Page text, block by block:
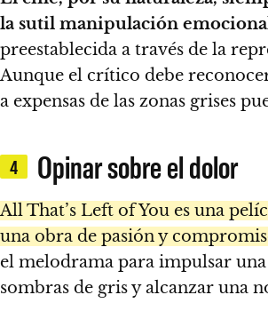
la sutil manipulación
preestablecida a través de la
Aunque el crítico debe
a expensas de las zonas grises
4 Opinar sobre el dolor
All That’s Left of You es una
una obra de pasión y
el melodrama para impulsar
sombras de gris y alcanzar una